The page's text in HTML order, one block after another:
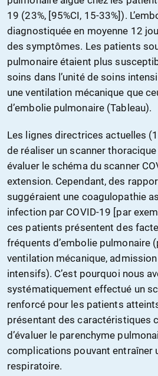
19 (23%, [95%CI, 15-33%]).
diagnostiquée en moyenne 12
des symptômes. Les patients
pulmonaire étaient plus
soins dans l’unité de soins
une ventilation mécanique que
d’embolie pulmonaire (Tableau).
Les lignes directrices actuelles
de réaliser un scanner
évaluer le schéma du scanner
extension. Cependant, des
suggéraient une coagulopathie
infection par COVID-19 [par
ces patients présentent des
fréquents d’embolie pulmonaire
ventilation mécanique,
intensifs). C’est pourquoi nous
systématiquement effectué un
renforcé pour les patients
présentant des caractéristiques
d’évaluer le parenchyme
complications pouvant entraîner
respiratoire.